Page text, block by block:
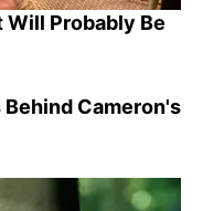
Will Probably Be
Cameron's